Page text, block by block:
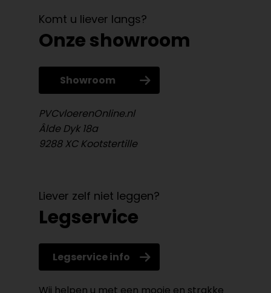
Komt u liever langs?
Onze showroom
Showroom
PVCvloerenOnline.nl
Âlde Dyk 18a
9288 XC Kootstertille
Liever zelf niet leggen?
Legservice
Legservice info